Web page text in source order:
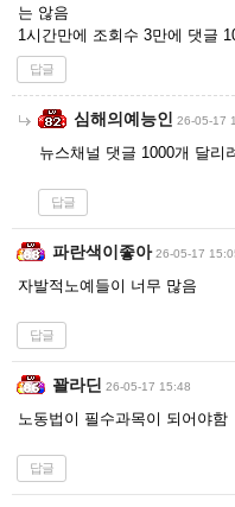
는 않음
1시간만에 조회수 3만에 댓글
답글
심해의예능인 26-05-17
뉴스채널 댓글 1000개 달리
답글
파란색이좋아 26-05-17
자발적노예들이 너무 많음
답글
꽐라딘 26-05-17 15:48
노동법이 필수과목이 되어야함
답글